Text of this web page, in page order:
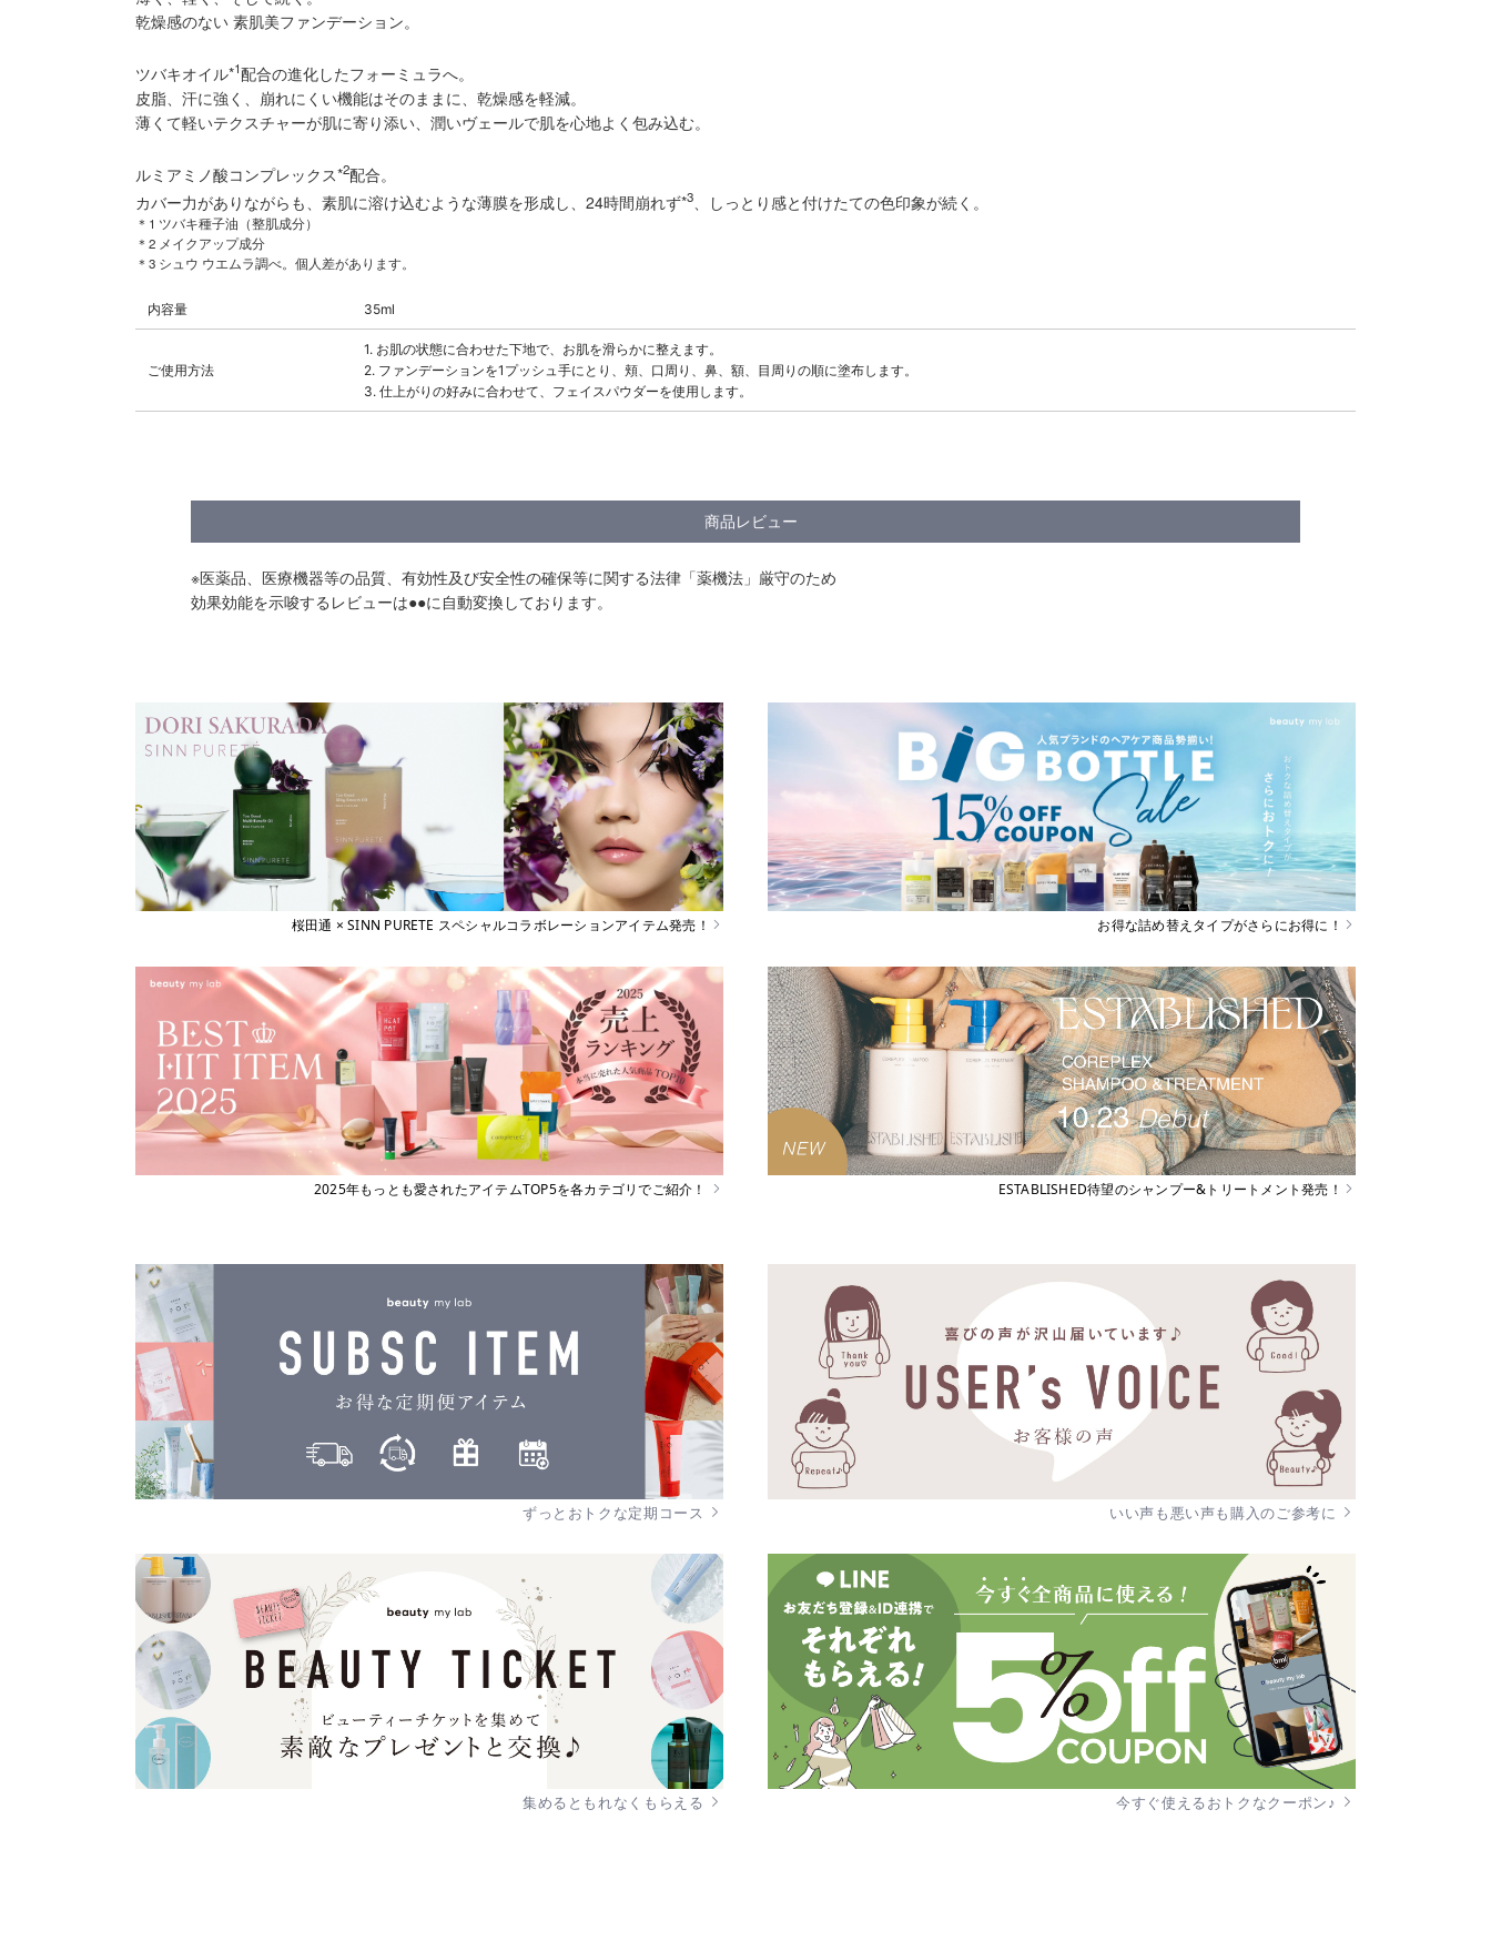
乾燥感のない 素肌美ファンデーション。
ツバキオイル*1配合の進化したフォーミュラへ。
皮脂、汗に強く、崩れにくい機能はそのままに、乾燥感を軽減。
薄くて軽いテクスチャーが肌に寄り添い、潤いヴェールで肌を心地よく包み込む。
ルミアミノ酸コンプレックス*2配合。
カバー力がありながらも、素肌に溶け込むような薄膜を形成し、24時間崩れず*3 、しっとり感と付けたての色印象が続く。
＊1 ツバキ種子油（整肌成分）
＊2 メイクアップ成分
＊3 シュウ ウエムラ調べ。個人差があります。
内容量 35ml
ご使用方法
1. お肌の状態に合わせた下地で、お肌を滑らかに整えます。
2. ファンデーションを1プッシュ手にとり、頬、口周り、鼻、額、目周りの順に塗布します。
3. 仕上がりの好みに合わせて、フェイスパウダーを使用します。
商品レビュー
※医薬品、医療機器等の品質、有効性及び安全性の確保等に関する法律「薬機法」厳守のため
効果効能を示唆するレビューは●●に自動変換しております。
桜田通 × SINN PURETE スペシャルコラボレーションアイテム発売！ お得な詰め替えタイプがさらにお得に！
2025年もっとも愛されたアイテムTOP5を各カテゴリでご紹介！ ESTABLISHED待望のシャンプー&トリートメント発売！
ずっとおトクな定期コース いい声も悪い声も購入のご参考に
集めるともれなくもらえる 今すぐ使えるおトクなクーポン♪